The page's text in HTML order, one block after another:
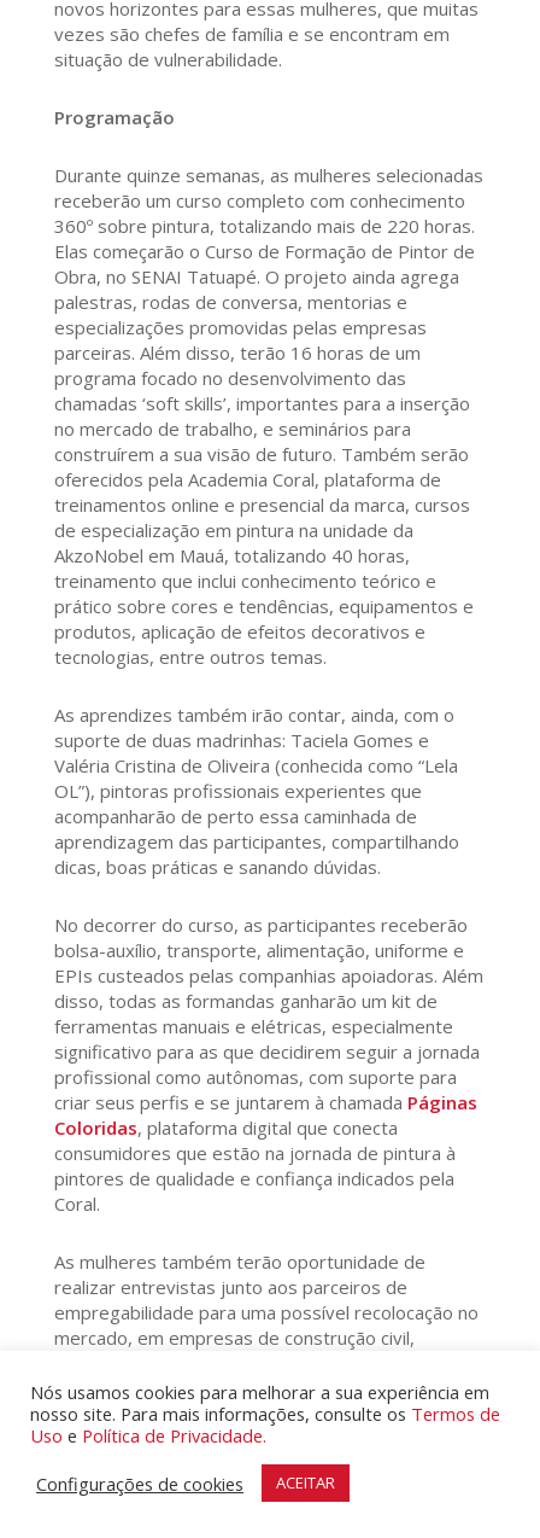
novos horizontes para essas mulheres, que muitas
vezes são chefes de família e se encontram em
situação de vulnerabilidade.
Programação
Durante quinze semanas, as mulheres selecionadas
receberão um curso completo com conhecimento
360º sobre pintura, totalizando mais de 220 horas.
Elas começarão o Curso de Formação de Pintor de
Obra, no SENAI Tatuapé. O projeto ainda agrega
palestras, rodas de conversa, mentorias e
especializações promovidas pelas empresas
parceiras. Além disso, terão 16 horas de um
programa focado no desenvolvimento das
chamadas ‘soft skills’, importantes para a inserção
no mercado de trabalho, e seminários para
construírem a sua visão de futuro. Também serão
oferecidos pela Academia Coral, plataforma de
treinamentos online e presencial da marca, cursos
de especialização em pintura na unidade da
AkzoNobel em Mauá, totalizando 40 horas,
treinamento que inclui conhecimento teórico e
prático sobre cores e tendências, equipamentos e
produtos, aplicação de efeitos decorativos e
tecnologias, entre outros temas.
As aprendizes também irão contar, ainda, com o
suporte de duas madrinhas: Taciela Gomes e
Valéria Cristina de Oliveira (conhecida como “Lela
OL”), pintoras profissionais experientes que
acompanharão de perto essa caminhada de
aprendizagem das participantes, compartilhando
dicas, boas práticas e sanando dúvidas.
No decorrer do curso, as participantes receberão
bolsa-auxílio, transporte, alimentação, uniforme e
EPIs custeados pelas companhias apoiadoras. Além
disso, todas as formandas ganharão um kit de
ferramentas manuais e elétricas, especialmente
significativo para as que decidirem seguir a jornada
profissional como autônomas, com suporte para
criar seus perfis e se juntarem à chamada Páginas
Coloridas, plataforma digital que conecta
consumidores que estão na jornada de pintura à
pintores de qualidade e confiança indicados pela
Coral.
As mulheres também terão oportunidade de
realizar entrevistas junto aos parceiros de
empregabilidade para uma possível recolocação no
mercado, em empresas de construção civil,
possibilidades na vida dessas mulheres.
Procurando uma pintora de qualidade e confiança
para renovar seus ambientes? Acesse
Nós usamos cookies para melhorar a sua experiência em
nosso site. Para mais informações, consulte os Termos de
Uso e Política de Privacidade.
Configurações de cookies
ACEITAR